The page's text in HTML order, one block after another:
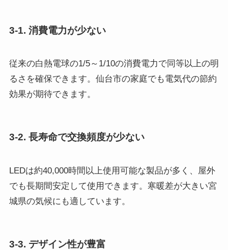
3-1. 消費電力が少ない
従来の白熱電球の1/5～1/10の消費電力で同等以上の明
るさを確保できます。仙台市の家庭でも電気代の節約
効果が期待できます。
3-2. 長寿命で交換頻度が少ない
LEDは約40,000時間以上使用可能な製品が多く、屋外
でも長期間安定して使用できます。寒暖差が大きい宮
城県の気候にも適しています。
3-3. デザイン性が豊富